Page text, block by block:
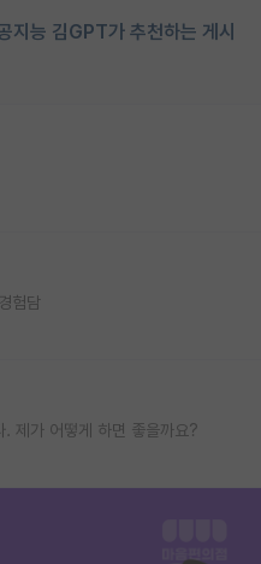
지능 김GPT가 추천하는 게시
험담
. 제가 어떻게 하면 좋을까요?